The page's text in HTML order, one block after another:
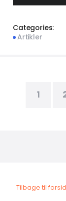
Categories:
Artikler
1
Tilbage til